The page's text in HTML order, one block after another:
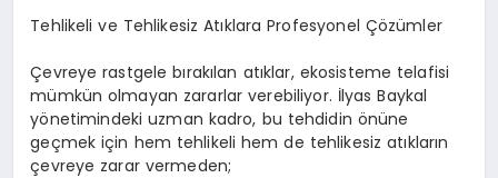
Tehlikeli ve Tehlikesiz Atıklara Profesyonel Çözümler
Çevreye rastgele bırakılan atıklar, ekosisteme telafisi
mümkün olmayan zararlar verebiliyor. İlyas Baykal
yönetimindeki uzman kadro, bu tehdidin önüne
geçmek için hem tehlikeli hem de tehlikesiz atıkların
çevreye zarar vermeden;